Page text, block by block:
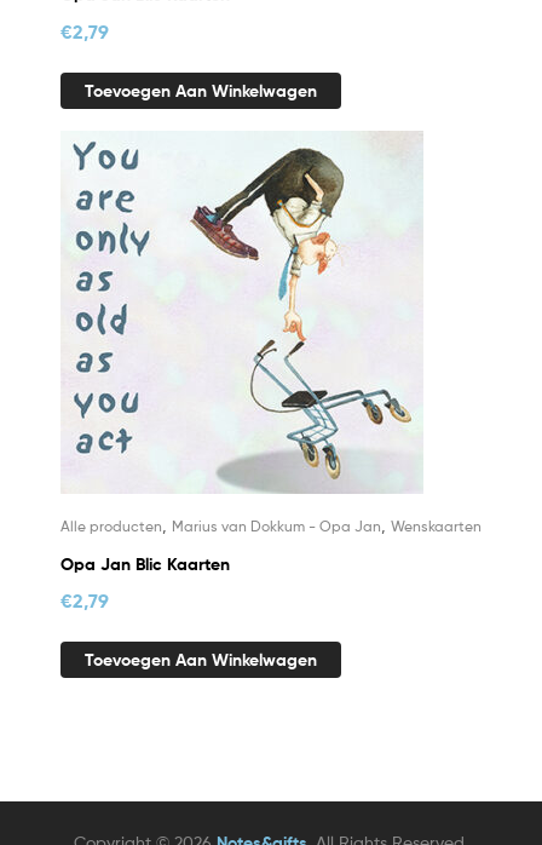
€2,79
Toevoegen Aan Winkelwagen
Alle producten Marius van Dokkum - Opa Jan Wenskaarten
Opa Jan Blic Kaarten
€2,79
Toevoegen Aan Winkelwagen